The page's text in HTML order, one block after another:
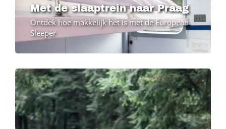
Met de slaaptrein naar Praag
Ontdek hoe makkelijk het is met de European
Sleeper